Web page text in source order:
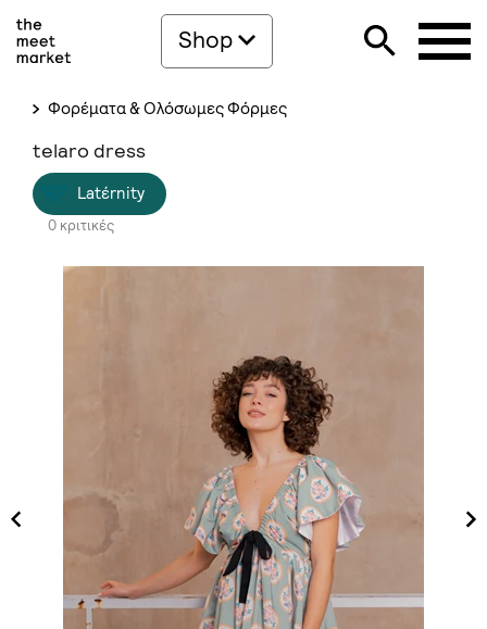
Shop
Φορέματα & Ολόσωμες Φόρμες
telaro dress
Latέrnity
0 κριτικές